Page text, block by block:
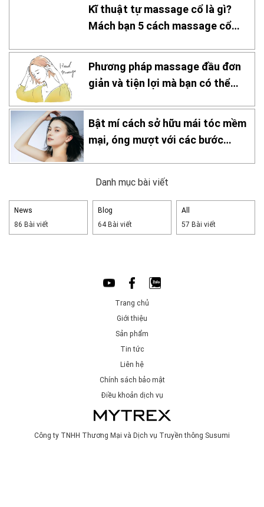
Kĩ thuật tự massage cổ là gì?
Mách bạn 5 cách massage cổ
Phương pháp massage đầu đơn
giản và tiện lợi mà bạn có thể
Bật mí cách sở hữu mái tóc mềm
mại, óng mượt với các bước
Danh mục bài viết
News
86 Bài viết
Blog
64 Bài viết
All
57 Bài viết
Trang chủ
Giới thiệu
Sản phẩm
Tin tức
Liên hệ
Chính sách bảo mật
Điều khoản dịch vụ
Công ty TNHH Thương Mại và Dịch vụ Truyền thông Susumi